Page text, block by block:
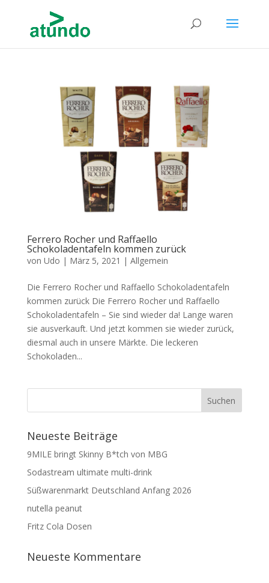
Ferrero Rocher und Raffaello
Schokoladentafeln kommen zurück
von Udo | März 5, 2021 | Allgemein
Die Ferrero Rocher und Raffaello Schokoladentafeln
kommen zurück Die Ferrero Rocher und Raffaello
Schokoladentafeln – Sie sind wieder da! Lange waren
sie ausverkauft. Und jetzt kommen sie wieder zurück,
diesmal auch in unsere Märkte. Die leckeren
Schokoladen...
Neueste Beiträge
9MILE bringt Skinny B*tch von MBG
Sodastream ultimate multi-drink
Süßwarenmarkt Deutschland Anfang 2026
nutella peanut
Fritz Cola Dosen
Neueste Kommentare